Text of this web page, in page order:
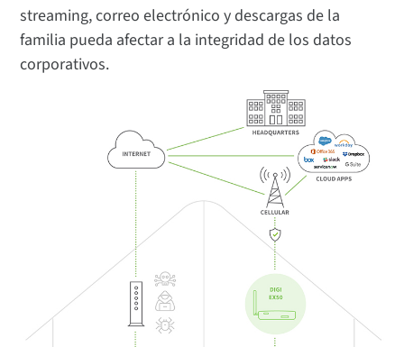
streaming, correo electrónico y descargas de la
familia pueda afectar a la integridad de los datos
corporativos.